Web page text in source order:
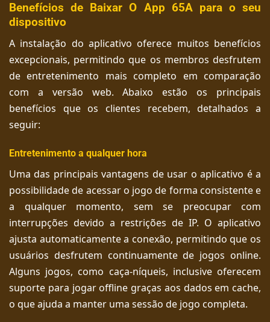
Benefícios de Baixar O App 65A para o seu
dispositivo
A instalação do aplicativo oferece muitos benefícios
excepcionais, permitindo que os membros desfrutem
de entretenimento mais completo em comparação
com a versão web. Abaixo estão os principais
benefícios que os clientes recebem, detalhados a
seguir:
Entretenimento a qualquer hora
Uma das principais vantagens de usar o aplicativo é a
possibilidade de acessar o jogo de forma consistente e
a qualquer momento, sem se preocupar com
interrupções devido a restrições de IP. O aplicativo
ajusta automaticamente a conexão, permitindo que os
usuários desfrutem continuamente de jogos online.
Alguns jogos, como caça-níqueis, inclusive oferecem
suporte para jogar offline graças aos dados em cache,
o que ajuda a manter uma sessão de jogo completa.